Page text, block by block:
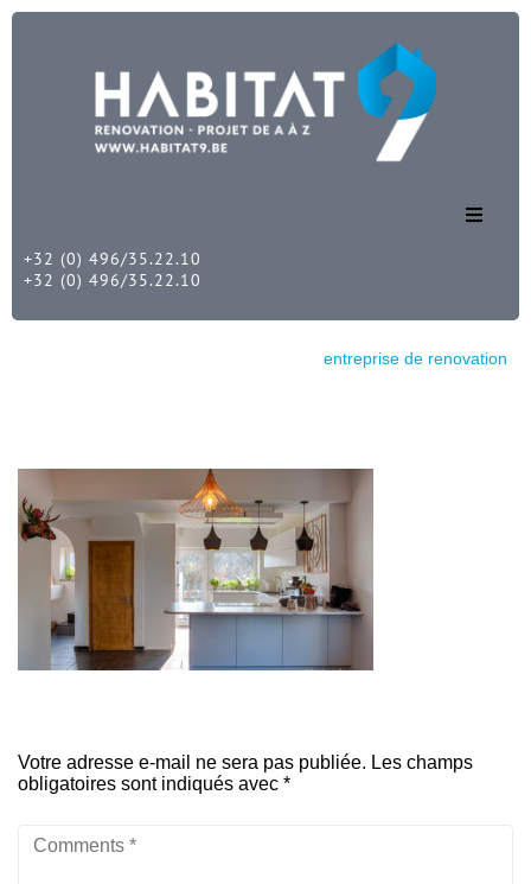
Accueil
Nos services
+32 (0) 496/35.22.10
+32 (0) 496/35.22.10
entreprise de renovation
Votre adresse e-mail ne sera pas publiée. Les champs
obligatoires sont indiqués avec *